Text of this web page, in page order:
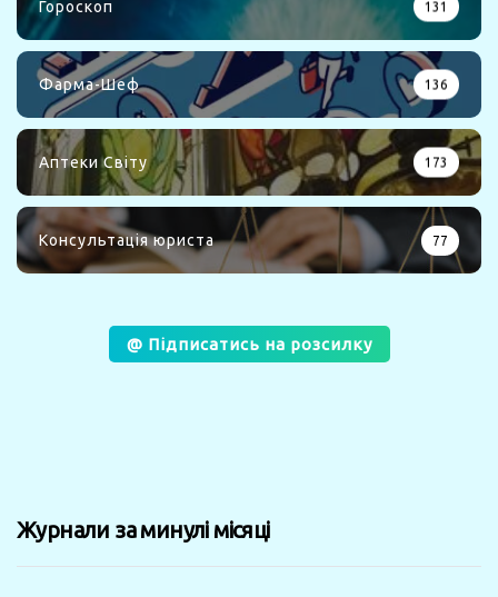
Гороскоп 131
Фарма-Шеф 136
Аптеки Світу 173
Консультація юриста 77
@ Підписатись на розсилку
Журнали за минулі місяці